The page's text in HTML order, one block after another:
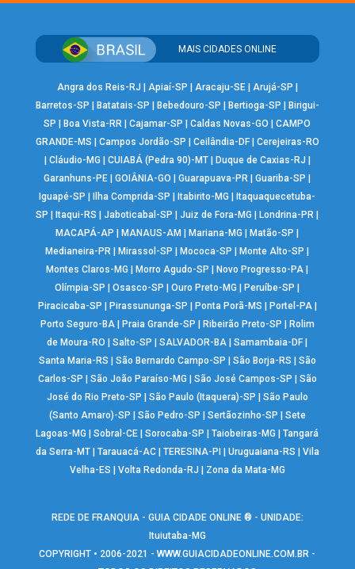
MAIS CIDADES ONLINE
Angra dos Reis-RJ Apiaí-SP Aracaju-SE| Arujá-SP
Barretos-SP
Batatais-SP Bebedouro-SP Bertioga-SP
Birigui-
SP
Boa Vista-RR |Cajamar-SP |Caldas Novas-GO |CAMPO
GRANDE-MS
Campos Jordão-SP Ceilândia-DF| Cerejeiras-RO
Cláudio-MG CUIABÁ (Pedra 90)-MT| Duque de Caxias-RJ
Garanhuns-PE |GOIÂNIA-GO |Guarapuava-PR |Guariba-SP
Iguapé-SP
Ilha Comprida-SP Itabirito-MG
Itaquaquecetuba-
SP
Itaqui-RS |Jaboticabal-SP |Juiz de Fora-MG Londrina-PR
MACAPÁ-AP
MANAUS-AM Mariana-MG Matão-SP
Medianeira-PR
Mirassol-SP Mococa-SP Monte Alto-SP
Montes Claros-MG
Morro Agudo-SP Novo Progresso-PA
Olímpia-SP
|Osasco-SP |Ouro Preto-MG Peruíbe-SP
Piracicaba-SP
Pirassununga-SP Ponta Porã-MS Portel-PA|
Porto Seguro-BA| Praia Grande-SP Ribeirão Preto-SP
Rolim
de Moura-RO
|Salto-SP |SALVADOR-BA |Samambaia-DF
Santa Maria-RS
São Bernardo Campo-SP São Borja-RS
São
Carlos-SP
São João Paraíso-MG São José Campos-SP
São
José do Rio Preto-SP
São Paulo (Itaquera)-SP
São Paulo
(Santo Amaro)-SP
São Pedro-SP Sertãozinho-SP
Sete
Lagoas-MG
|Sobral-CE |Sorocaba-SP |Taiobeiras-MG |Tangará
da Serra-MT| Tarauacá-AC| TERESINA-PI Uruguaiana-RS
Vila
Velha-ES
Volta Redonda-RJ Zona da Mata-MG
REDE DE FRANQUIA - GUIA CIDADE ONLINE ® - UNIDADE:
Ituiutaba-MG
COPYRIGHT • 2006-2021 -WWW.GUIACIDADEONLINE.COM.BR -